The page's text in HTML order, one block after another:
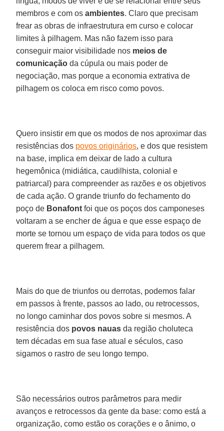
membros e com osambientes. Claro que precisam
frear as obras de infraestrutura em curso e colocar
limites à pilhagem. Mas não fazem isso para
conseguir maior visibilidade nos meios de
comunicação da cúpula ou mais poder de
negociação, mas porque a economia extrativa de
pilhagem os coloca em risco como povos.
Quero insistir em que os modos de nos aproximar das
resistências dos povos originários, e dos que resistem
na base, implica em deixar de lado a cultura
hegemônica (midiática, caudilhista, colonial e
patriarcal) para compreender as razões e os objetivos
de cada ação. O grande triunfo do fechamento do
poço de Bonafont foi que os poços dos camponeses
voltaram a se encher de água e que esse espaço de
morte se tornou um espaço de vida para todos os que
querem frear a pilhagem.
Mais do que de triunfos ou derrotas, podemos falar
em passos à frente, passos ao lado, ou retrocessos,
no longo caminhar dos povos sobre si mesmos. A
resistência dos povos nauas da região choluteca
tem décadas em sua fase atual e séculos, caso
sigamos o rastro de seu longo tempo.
São necessários outros parâmetros para medir
avanços e retrocessos da gente da base: como está a
organização, como estão os corações e o ânimo, o